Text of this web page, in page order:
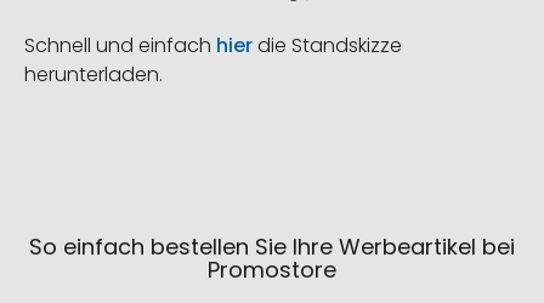
Schnell und einfach hierdie Standskizze
herunterladen.
So einfach bestellen Sie Ihre Werbeartikel bei
Promostore